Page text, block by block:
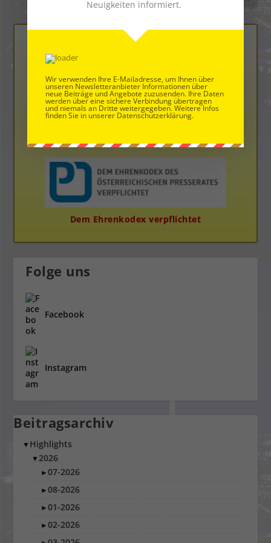
Dem Ehrenkodex verpflichtet
Folge uns
Facebook
Instagram
Beitragsarchiv
▼ Highlights
▼2026
►07-2026
►08-2026
►01-2026
►02-2026
Neuigkeiten informiert.
Wir verwenden Ihre E-Mailadresse, um Ihnen über
unseren Newsletteranbieter Informationen über
neue Beiträge und Angebote zuzusenden. Ihre Daten
werden über eine sichere Verbindung übertragen
und niemals an Dritte weitergegeben. Weitere Infos
finden Sie in unserer Datenschutzerklärung.